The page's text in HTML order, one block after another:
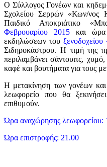
Ο Σύλλογος Γονέων και
Σχολείου Σερρών «Κων/νος
Παιδικό Αποκριάτικο
Φεβρουαρίου 2015 και ώρα
εκδηλώσεων του
Σιδηροκάστρου. Η τιμή της
περιλαμβάνει σάντουιτς,
καφέ και βουτήματα για τους
Η μετακίνηση των γονέων
λεωφορείο που θα
επιθυμούν.
Ώρα αναχώρησης λεωφορείου:
Ώρα επιστροφής: 21.00